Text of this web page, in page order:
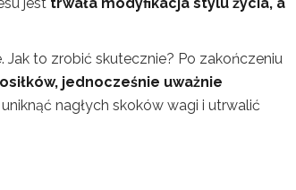
Jak to zrobić skutecznie? Po zakończeniu
jednocześnie uważnie
nagłych skoków wagi i utrwalić